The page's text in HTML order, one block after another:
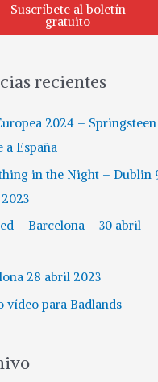
Suscríbete al boletín
gratuito
recientes
2024 – Springsteen
a España
in the Night – Dublin
– Barcelona – 30 abril
28 abril 2023
vídeo para Badlands